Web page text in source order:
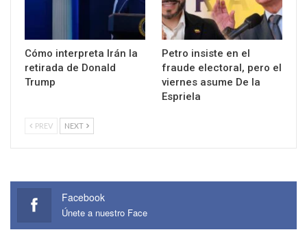
Cómo interpreta Irán la
retirada de Donald
Trump
Petro insiste en el
fraude electoral, pero el
viernes asume De la
Espriela
PREV NEXT
Facebook
Únete a nuestro Face